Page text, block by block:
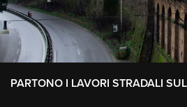
PARTONO I LAVORI STRADALI